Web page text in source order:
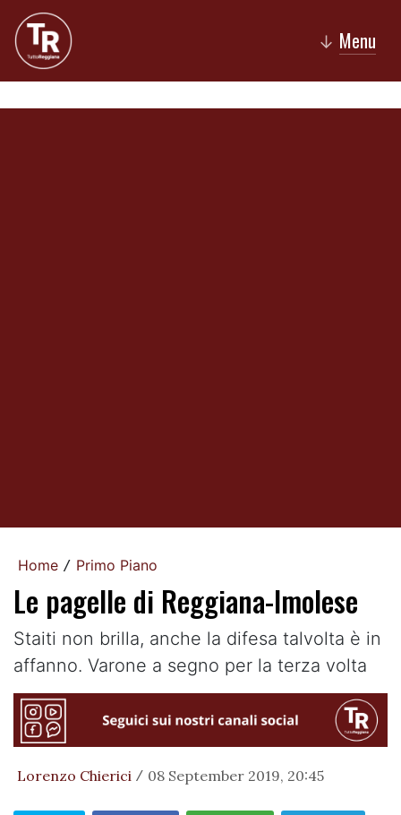
↓ Menu
Home / Primo Piano
Le pagelle di Reggiana-Imolese
Staiti non brilla, anche la difesa talvolta è in
affanno. Varone a segno per la terza volta
Lorenzo Chierici / 08 September 2019, 20:45